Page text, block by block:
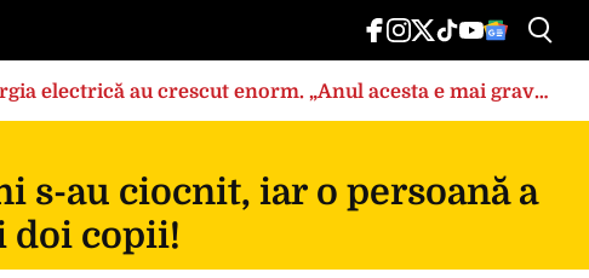
electrică au crescut enorm. „Anul acesta e mai grav
s-au ciocnit, iar o persoană a
doi copii!